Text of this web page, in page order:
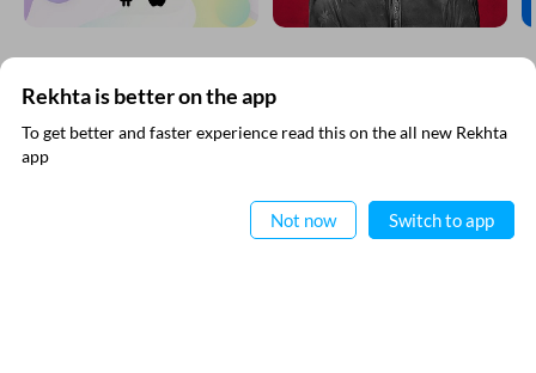
रेख़्ता न्यूज़लेटर सबस्क्राइब कीजिए
नई जानकारियाँ प्राप्त करने के लिए रेख़्ता न्यूज़ लेटर सब्स्क्राइब कीजिए
Rekhta is better on the app
To get better and faster experience read this on the all new Rekhta
app
Not now Switch to app